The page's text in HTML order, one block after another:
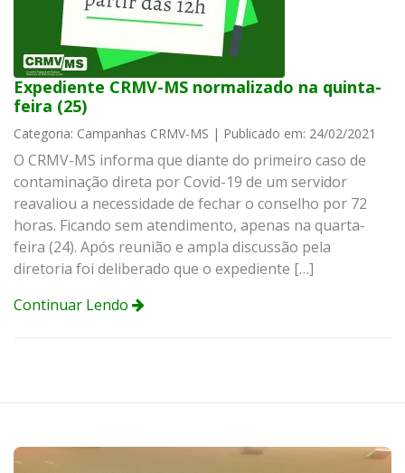
Expediente CRMV-MS normalizado na quinta-
feira (25)
Categoria: Campanhas CRMV-MS | Publicado em: 24/02/2021
O CRMV-MS informa que diante do primeiro caso de
contaminação direta por Covid-19 de um servidor
reavaliou a necessidade de fechar o conselho por 72
horas. Ficando sem atendimento, apenas na quarta-
feira (24). Após reunião e ampla discussão pela
diretoria foi deliberado que o expediente […]
Continuar Lendo